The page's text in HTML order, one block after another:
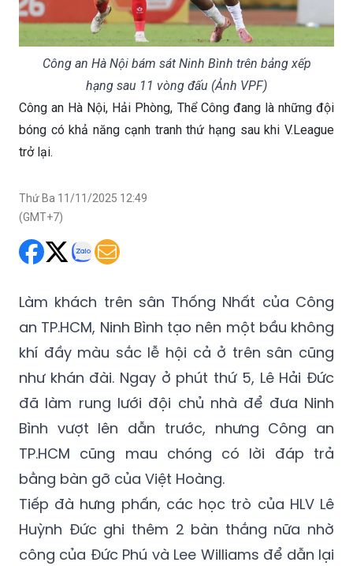
Công an Hà Nội bám sát Ninh Bình trên bảng xếp
hạng sau 11 vòng đấu (Ảnh VPF)
Công an Hà Nội, Hải Phòng, Thể Công đang là những đội
bóng có khả năng cạnh tranh thứ hạng sau khi V.League
trở lại.
Thứ Ba 11/11/2025 12:49
(GMT+7)
Làm khách trên sân Thống Nhất của Công
an TP.HCM, Ninh Bình tạo nên một bầu không
khí đầy màu sắc lễ hội cả ở trên sân cũng
như khán đài. Ngay ở phút thứ 5, Lê Hải Đức
đã làm rung lưới đội chủ nhà để đưa Ninh
Bình vượt lên dẫn trước, nhưng Công an
TP.HCM cũng mau chóng có lời đáp trả
bằng bàn gỡ của Việt Hoàng.
Tiếp đà hưng phấn, các học trò của HLV Lê
Huỳnh Đức ghi thêm 2 bàn thắng nữa nhờ
công của Đức Phú và Lee Williams để dẫn lại